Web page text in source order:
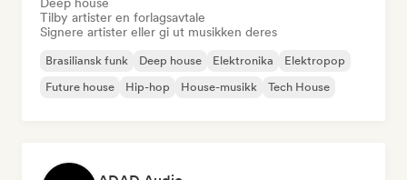
Tilby artister en forlagsavtale
Signere artister eller gi ut musikken deres
Brasiliansk funk Deep house Elektronika
Elektropop
Future house
Hip-hop House-musikk Tech House